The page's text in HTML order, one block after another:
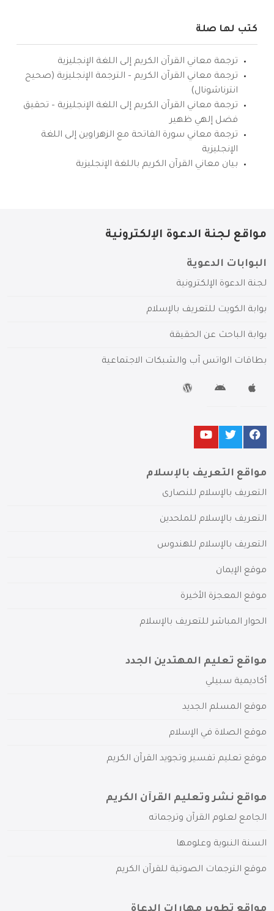
كتب لها صلة
ترجمة معاني القرآن الكريم إلى اللغة الإنجليزية
ترجمة معاني القرآن الكريم – الترجمة الإنجليزية (صحيح
انترناشونال)
ترجمة معاني القرآن الكريم إلى اللغة الإنجليزية – تحقيق
فضل إلهي ظهير
ترجمة معاني سورة الفاتحة مع الزهراوين إلى اللغة
الإنجليزية
بيان معاني القرآن الكريم باللغة الإنجليزية
مواقع لجنة الدعوة الإلكترونية
البوابات الدعوية
لجنة الدعوة الإلكترونية
بوابة الكويت للتعريف بالإسلام
بوابة الباحث عن الحقيقة
بطاقات الواتس آب والشبكات الاجتماعية
مواقع التعريف بالإسلام
التعريف بالإسلام للنصارى
التعريف بالإسلام للملحدين
التعريف بالإسلام للهندوس
موقع الإيمان
موقع المعجزة الأخيرة
الحوار المباشر للتعريف بالإسلام
مواقع تعليم المهتدين الجدد
أكاديمية سبيلي
موقع المسلم الجديد
موقع الصلاة في الإسلام
موقع تعليم تفسير وتجويد القرآن الكريم
مواقع نشر وتعليم القرآن الكريم
الجامع لعلوم القرآن وترجماته
السنة النبوية وعلومها
موقع الترجمات الصوتية للقرآن الكريم